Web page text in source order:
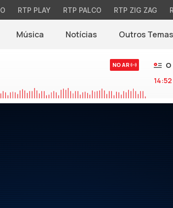
RTP PLAY RTP PALCO RTP ZIG ZAG
Música Notícias(abre em nova janela)
Outros Temas
NO AR
O
14:52